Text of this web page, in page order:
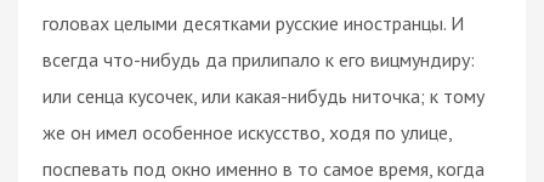
головах целыми десятками русские иностранцы. И
всегда что-нибудь да прилипало к его вицмундиру:
или сенца кусочек, или какая-нибудь ниточка; к тому
же он имел особенное искусство, ходя по улице,
поспевать под окно именно в то самое время, когда